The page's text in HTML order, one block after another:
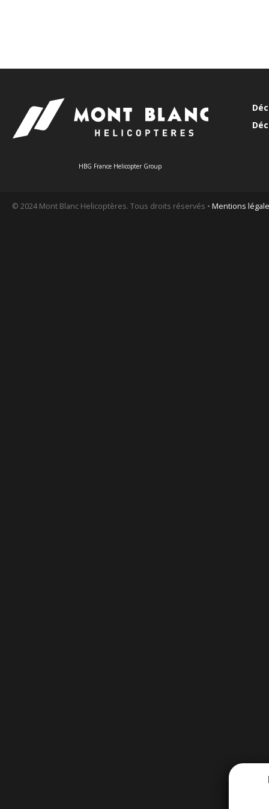
HBG France Helicopter Group
© 2024 Mont Blanc Helicoptères. Tous droits réservés • Mentions